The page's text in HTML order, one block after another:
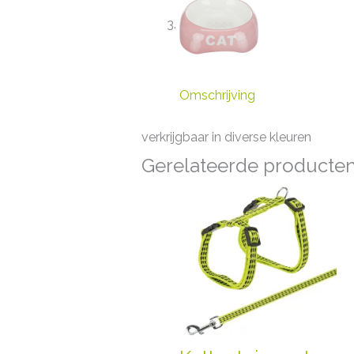
Omschrijving
verkrijgbaar in diverse kleuren
Gerelateerde